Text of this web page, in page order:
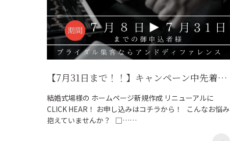
【7月31日まで！！】キャンペーン中先着5社限定 ホームページ制作 20%割引！
結婚式場様の ホームページ新規作成 リニューアルに
CLICK HEAR！ お申し込みはコチラから！ こんなお悩み
抱えていませんか？ □……